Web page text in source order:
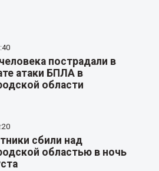
пострадали в
атаки БПЛА в
области
сбили над
областью в ночь